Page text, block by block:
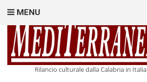
Rilancio culturale dalla Calabria in
MENU